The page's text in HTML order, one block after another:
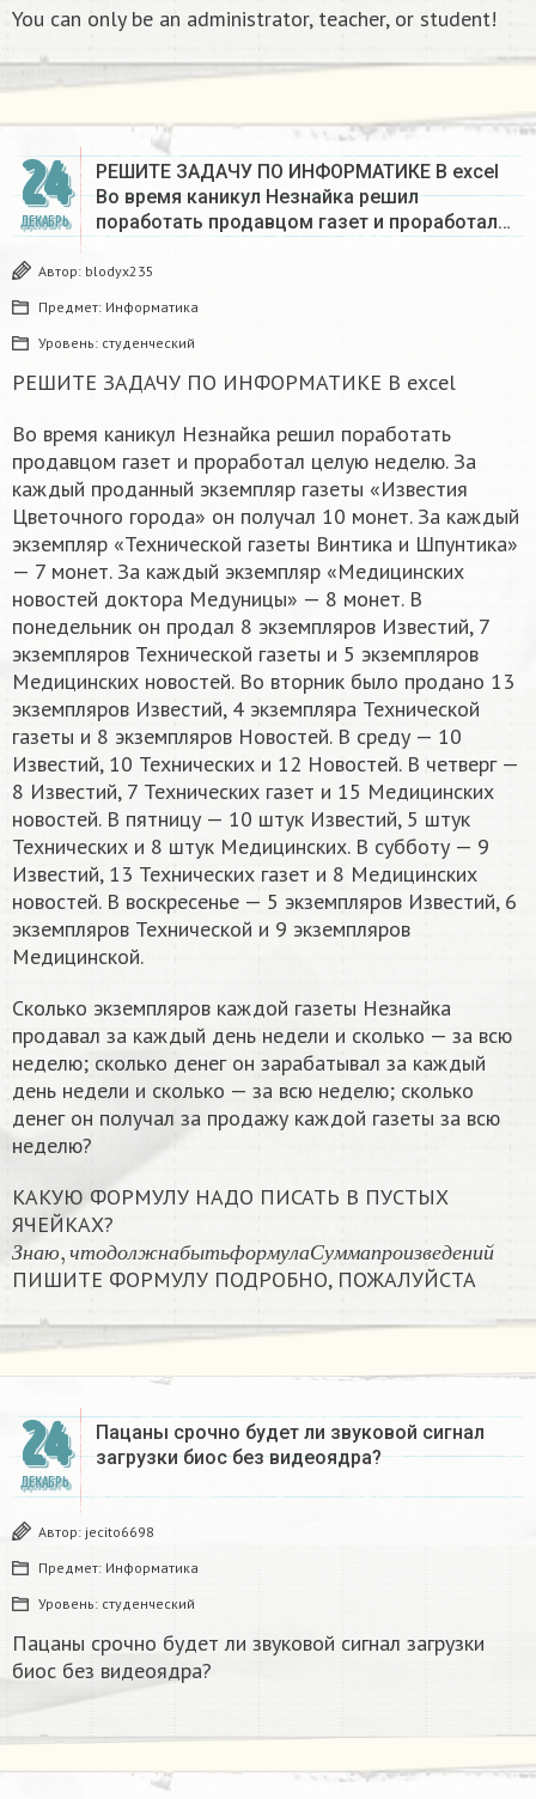
You can only be an administrator, teacher, or student!
24
ДЕКАБРЬ
РЕШИТЕ ЗАДАЧУ ПО ИНФОРМАТИКЕ В excel
Во время каникул Незнайка решил
поработать продавцом газет и проработал…
Автор: blodyx235
Предмет: Информатика
Уровень: студенческий
РЕШИТЕ ЗАДАЧУ ПО ИНФОРМАТИКЕ В excel
Во время каникул Незнайка решил поработать
продавцом газет и проработал целую неделю. За
каждый проданный экземпляр газеты «Известия
Цветочного города» он получал 10 монет. За каждый
экземпляр «Технической газеты Винтика и Шпунтика»
— 7 монет. За каждый экземпляр «Медицинских
новостей доктора Медуницы» — 8 монет. В
понедельник он продал 8 экземпляров Известий, 7
экземпляров Технической газеты и 5 экземпляров
Медицинских новостей. Во вторник было продано 13
экземпляров Известий, 4 экземпляра Технической
газеты и 8 экземпляров Новостей. В среду — 10
Известий, 10 Технических и 12 Новостей. В четверг —
8 Известий, 7 Технических газет и 15 Медицинских
новостей. В пятницу — 10 штук Известий, 5 штук
Технических и 8 штук Медицинских. В субботу — 9
Известий, 13 Технических газет и 8 Медицинских
новостей. В воскресенье — 5 экземпляров Известий, 6
экземпляров Технической и 9 экземпляров
Медицинской.
Сколько экземпляров каждой газеты Незнайка
продавал за каждый день недели и сколько — за всю
неделю; сколько денег он зарабатывал за каждый
день недели и сколько — за всю неделю; сколько
денег он получал за продажу каждой газеты за всю
неделю?
КАКУЮ ФОРМУЛУ НАДО ПИСАТЬ В ПУСТЫХ
ЯЧЕЙКАХ?
З н а ю чт о д олжна бытьф орм ула С уммапр о изве ден и й
З наю,чтодо ы о Су д ий
ПИШИТЕ ФОРМУЛУ ПОДРОБНО, ПОЖАЛУЙСТА
24
ДЕКАБРЬ
Пацаны срочно будет ли звуковой сигнал
загрузки биос без видеоядра?​
Автор: jecito6698
Предмет: Информатика
Уровень: студенческий
Пацаны срочно будет ли звуковой сигнал загрузки
биос без видеоядра?​